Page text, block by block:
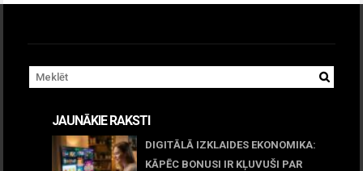
JAUNĀKIE RAKSTI
DIGITĀLĀ IZKLAIDES EKONOMIKA:
KĀPĒC BONUSI IR KĻUVUŠI PAR